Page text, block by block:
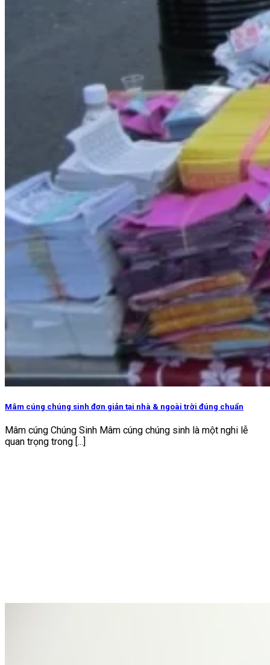
Mâm cúng chúng sinh đơn giản tại nhà & ngoài trời đúng chuẩn
Mâm cúng Chúng Sinh Mâm cúng chúng sinh là một nghi lễ
quan trọng trong [...]